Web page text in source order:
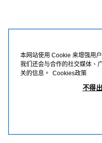
本网站使用 Cookie 来增强用
我们还会与合作的社交媒体、
关的信息。
Cookies政策
不得